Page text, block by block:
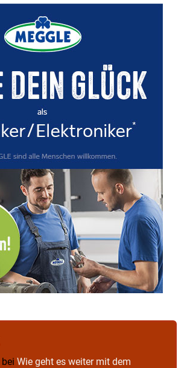
bei Wie geht es weiter mit dem